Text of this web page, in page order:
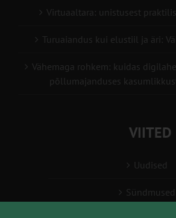
Virtuaaltara: unistusest
Turuaiandus kui elustiil ja äri:
Vähemaga rohkem: kuidas
põllumajanduses
VIITED
Uudised
Sündmused